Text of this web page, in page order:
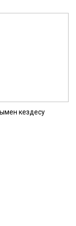
кездесу